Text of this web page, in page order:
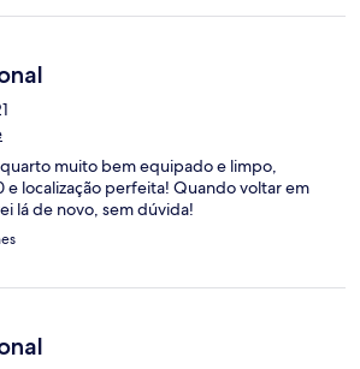
suco industrializado (só o de
na pousada). Mas pelo menos com frutas
muito bem equipado e limpo,
e localização perfeita! Quando voltar em
lá de novo, sem dúvida!